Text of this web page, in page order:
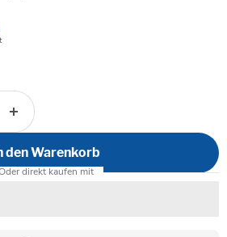
den Warenkorb